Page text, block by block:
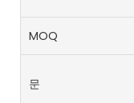
MOQ
문